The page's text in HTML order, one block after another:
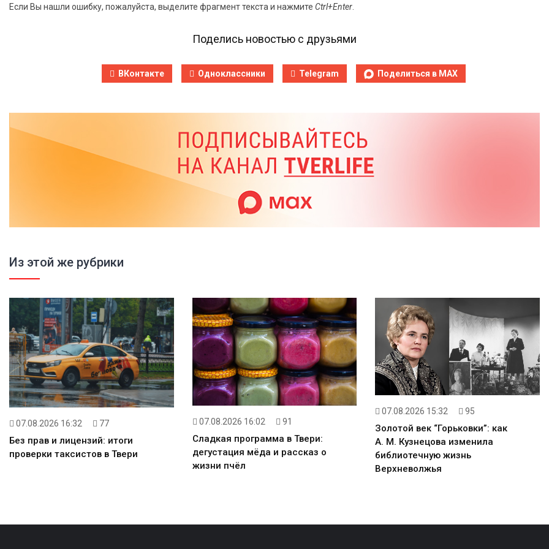
Если Вы нашли ошибку, пожалуйста, выделите фрагмент текста и нажмите Ctrl+Enter
Поделись новостью с друзьями
ВКонтакте Одноклассники Telegram Поделиться в MAX
Из этой же рубрики
07.08.2026 16:32 77
Без прав и лицензий: итоги
проверки таксистов в Твери
07.08.2026 16:02 91
Сладкая программа в Твери:
дегустация мёда и рассказ о
жизни пчёл
07.08.2026 15:32 95
Золотой век “Горьковки”: как
А. М. Кузнецова изменила
библиотечную жизнь
Верхневолжья